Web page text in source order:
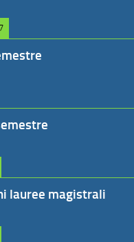
lauree magistrali